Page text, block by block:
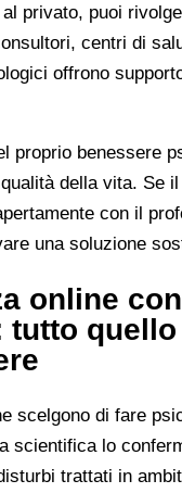
privato, puoi
centri di
offrono
proprio benessere
della vita. Se
con il
una soluzione
online
tutto quello
scelgono di fare
scientifica lo
trattati in